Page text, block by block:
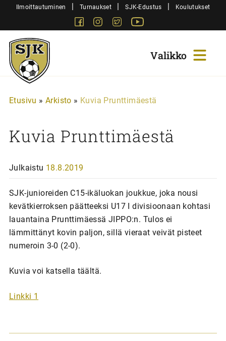
SiirryIlmoittautuminen | Turnaukset | SJK-Edustus | Koulutukset
FacebookInstagram
Twitter
Sjk-
Juniorit
Etusivu » Arkisto » Kuvia Prunttimäestä
Kuvia Prunttimäestä
Julkaistu 18.8.2019
SJK-junioreiden C15-ikäluokan joukkue, joka nousi
kevätkierroksen päätteeksi U17 I divisioonaan kohtasi
lauantaina Prunttimäessä JIPPO:n. Tulos ei
lämmittänyt kovin paljon, sillä vieraat veivät pisteet
numeroin 3-0 (2-0).
Kuvia voi katsella täältä.
Linkki 1